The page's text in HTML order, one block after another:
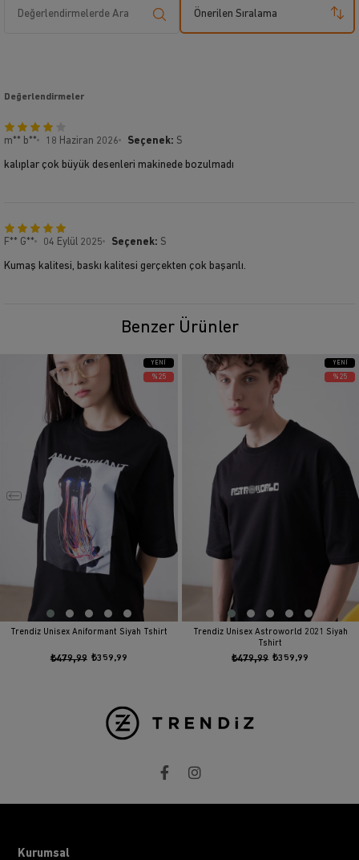
Önerilen Sıralama
Değerlendirmeler
m** b** 18 Haziran 2026 Seçenek: S
kalıplar çok büyük desenleri makinede bozulmadı
F** G** 04 Eylül 2025 Seçenek: S
Kumaş kalitesi, baskı kalitesi gerçekten çok başarılı.
Benzer Ürünler
Trendiz Unisex Aniformant Siyah Tshirt
₺359,99
₺479,99
YENI
ÜRÜN
%25
Trendiz Unisex Astroworld 2021 Siyah
Tshirt
₺359,99
₺479,99
YENI
ÜRÜN
%25
Kurumsal